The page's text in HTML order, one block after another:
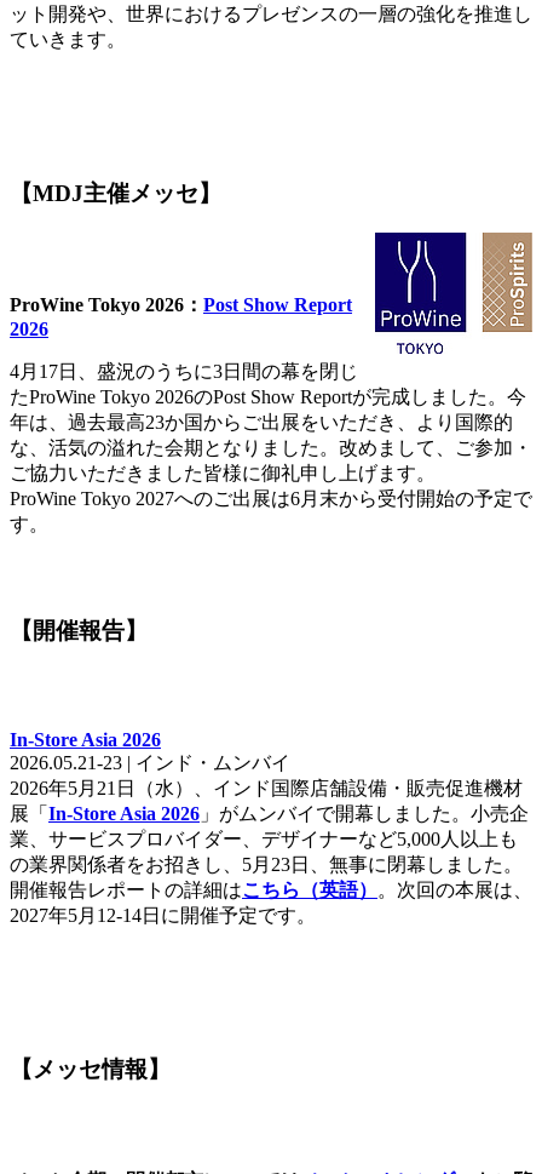
ット開発や、世界におけるプレゼンスの一層の強化を推進し
ていきます。
【MDJ主催メッセ】
ProWine Tokyo 2026： Post Show Report
2026
4月17日、盛況のうちに3日間の幕を閉じ
たProWine Tokyo 2026のPost Show Reportが完成しました。今
年は、過去最高23か国からご出展をいただき、より国際的
な、活気の溢れた会期となりました。改めまして、ご参加・
ご協力いただきました皆様に御礼申し上げます。
ProWine Tokyo 2027へのご出展は6月末から受付開始の予定で
す。
【開催報告】
In-Store Asia 2026
2026.05.21-23 | インド・ムンバイ
2026年5月21日（水）、インド国際店舗設備・販売促進機材
展「 In-Store Asia 2026 」がムンバイで開幕しました。小売企
業、サービスプロバイダー、デザイナーなど5,000人以上も
の業界関係者をお招きし、5月23日、無事に閉幕しました。
開催報告レポートの詳細はこちら（英語） 。次回の本展は、
2027年5月12-14日に開催予定です。
【メッセ情報】